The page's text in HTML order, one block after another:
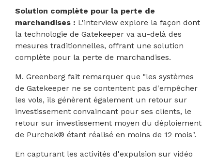
Solution complète pour la perte de
marchandises : L'interview explore la façon dont
la technologie de Gatekeeper va au-delà des
mesures traditionnelles, offrant une solution
complète pour la perte de marchandises.
M. Greenberg fait remarquer que "les systèmes
de Gatekeeper ne se contentent pas d'empêcher
les vols, ils génèrent également un retour sur
investissement convaincant pour ses clients, le
retour sur investissement moyen du déploiement
de Purchek® étant réalisé en moins de 12 mois".
En capturant les activités d'expulsion sur vidéo